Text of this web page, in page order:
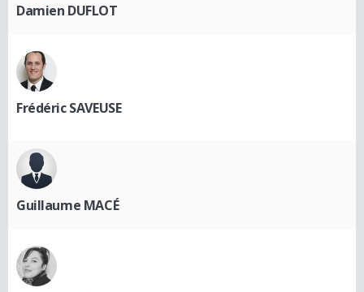
Damien DUFLOT
Frédéric SAVEUSE
Guillaume MACÉ